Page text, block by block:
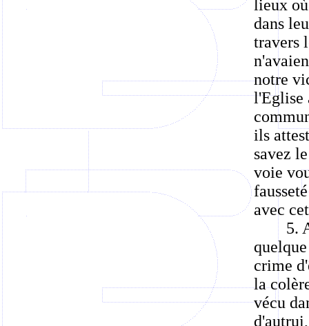
lieux
dans
travers
notre
l'Eglise
ils
savez
voie
avec
5.
crime
la
vécu